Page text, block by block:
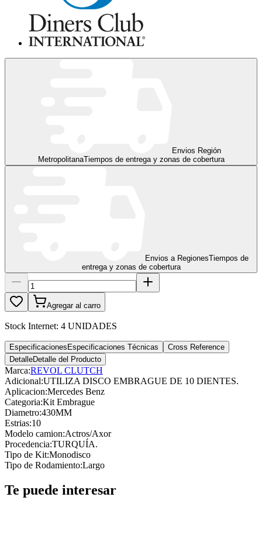
Envios Región
MetropolitanaTiempos de entrega y zonas de cobertura
Envios a RegionesTiempos de
entrega y zonas de cobertura
Agregar al carro
Stock Internet: 4 UNIDADES
Especificaciones Especificaciones Técnicas
Cross Reference
DetalleDetalle del Producto
Marca:REVOL CLUTCH
Adicional:UTILIZA DISCO EMBRAGUE DE 10 DIENTES.
Aplicacion:Mercedes Benz
Categoria:Kit Embrague
Diametro:430MM
Estrias:10
Modelo camion:Actros/Axor
Procedencia:TURQUÍA.
Tipo de Kit:Monodisco
Tipo de Rodamiento:Largo
Te puede interesar